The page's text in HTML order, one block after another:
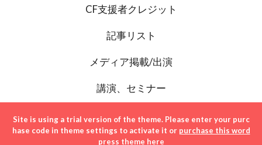
CF支援者クレジット
記事リスト
メディア掲載/出演
講演、セミナー
お問い合わせ
Copyright © 2020. Published by 阿部梨園
Site is using a trial version of the theme. Please enter your purc
hase code in theme settings to activate it or purchase this word
press theme here